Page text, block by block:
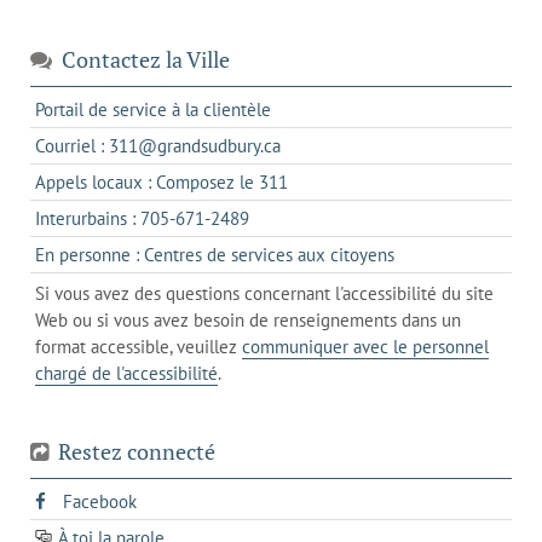
Contactez la Ville
Portail de service à la clientèle
dans
un
nouvel
Courriel : 311@grandsudbury.cas'ouvre
dans
votre
de
messagerie
Appels locaux : Composez le 311
dans
un
client
de
votre
téléphone
Interurbains : 705-671-2489s'ouvre
dans
un
client
de
votre
En personne : Centres de services aux citoyenss'ouvre
dans
l'onglet
actuel
Si vous avez des questions concernant l'accessibilité du site
Web ou si vous avez besoin de renseignements dans un
format accessible, veuillez communiquer avec le personnel
chargé de l'accessibilité.
Restez connecté
Facebooks'ouvre
dans
À toi la parole